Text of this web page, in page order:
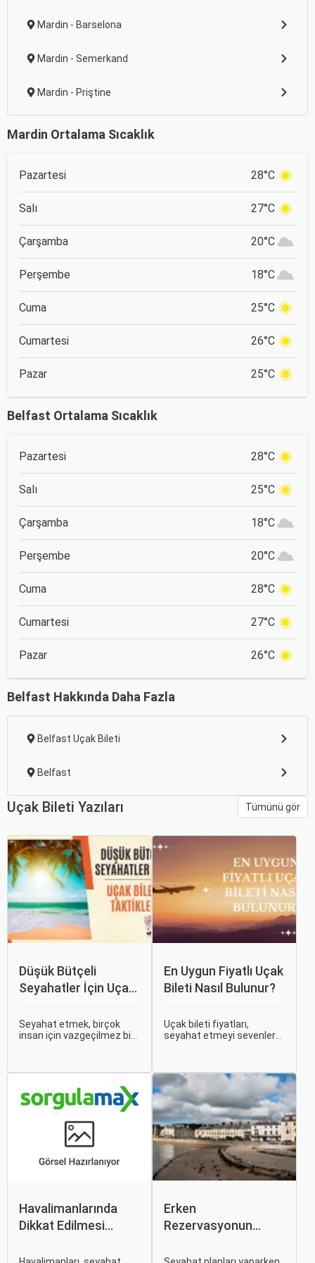
Mardin - Barselona
Mardin - Semerkand
Mardin - Priştine
Mardin Ortalama Sıcaklık
Pazartesi 28°C
Salı 27°C
Çarşamba 20°C
Perşembe 18°C
Cuma 25°C
Cumartesi 26°C
Pazar 25°C
Belfast Ortalama Sıcaklık
Pazartesi 28°C
Salı 25°C
Çarşamba 18°C
Perşembe 20°C
Cuma 28°C
Cumartesi 27°C
Pazar 26°C
Belfast Hakkında Daha Fazla
Belfast Uçak Bileti
Belfast
Uçak Bileti Yazıları Tümünü gör
Düşük Bütçeli
Seyahatler İçin Uçak
Seyahat etmek, birçok
insan için vazgeçilmez bir
biriktirmek için seyahat
etmek harika bir yoldur.
En Uygun Fiyatlı Uçak
Bileti Nasıl Bulunur?
Uçak bileti fiyatları,
seyahat etmeyi sevenler
araştırma ile uygun fiyatlı
uçak bileti bulmak
mümkündür.
Havalimanlarında
Dikkat Edilmesi
Erken
Rezervasyonun
Otobüs Bileti Satın